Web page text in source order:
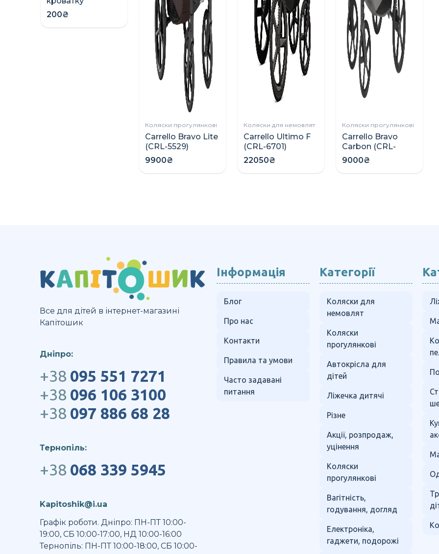
(грызунки)
200₴
Коляски прогулянкові
Carrello Bravo Lite
(CRL-5529)
прогулянкова
коляска
9900₴
Коляски для немовлят
Carrello Ultimo F
(CRL-6701)
коляска 2в1 зі
складною
люлькою
22050₴
Коляски прогулянкові
Carrello Bravo
Carbon (CRL-
5530)
прогулянкова
коляска
9000₴
Все для дітей в інтернет-магазині
Капітошик
Дніпро:
+38 095 551 7271
+38 096 106 3100
+38 097 886 68 28
Тернопіль:
+38 068 339 5945
Kapitoshik@i.ua
Графік роботи. Дніпро: ПН-ПТ 10:00-
19:00, СБ 10:00-17:00, НД 10:00-16:00
Тернопіль: ПН-ПТ 10:00-18:00, СБ 10:00-
Інформація
Блог
Про нас
Контакти
Правила та умови
Часто задавані
питання
Категорії
Коляски для
немовлят
Коляски
прогулянкові
Автокрісла для
дітей
Ліжечка дитячі
Різне
Акції, розпродаж,
уцінення
Коляски
прогулянкові
Вагітність,
годування, догляд
Електроніка,
гаджети, подорожі